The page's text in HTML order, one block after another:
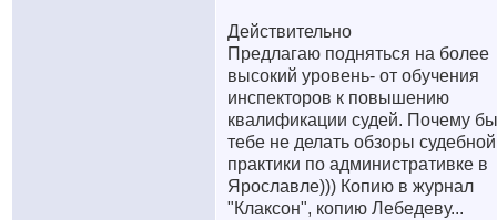
Действительно
Предлагаю подняться на более
высокий уровень- от обучения
инспекторов к повышению
квалификации судей. Почему бы
тебе не делать обзоры судебной
практики по административке в
Ярославле))) Копию в журнал
"Клаксон", копию Лебедеву...